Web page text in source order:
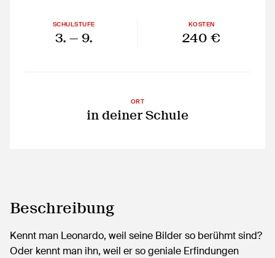
SCHULSTUFE
3. — 9.
KOSTEN
240 €
ORT
in deiner Schule
Beschreibung
Kennt man Leonardo, weil seine Bilder so berühmt sind?
Oder kennt man ihn, weil er so geniale Erfindungen